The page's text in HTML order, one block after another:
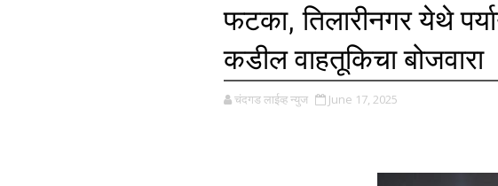
फटका, तिलारीनगर येथे
कडील वाहतूकिचा बोजवारा
चंदगड लाईव्ह न्युज June 17, 2025